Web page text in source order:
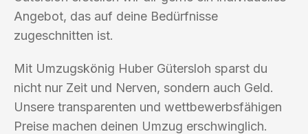
Angebot, das auf deine Bedürfnisse
zugeschnitten ist.
Mit Umzugskönig Huber Gütersloh sparst du
nicht nur Zeit und Nerven, sondern auch Geld.
Unsere transparenten und wettbewerbsfähigen
Preise machen deinen Umzug erschwinglich.